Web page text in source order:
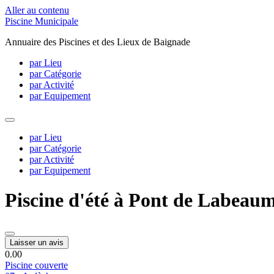
Aller au contenu
Piscine Municipale
Annuaire des Piscines et des Lieux de Baignade
par Lieu
par Catégorie
par Activité
par Equipement
par Lieu
par Catégorie
par Activité
par Equipement
Piscine d'été à Pont de
Laisser un avis
0.00
Piscine couverte